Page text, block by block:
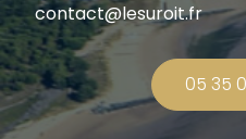
contact@lesuroit.fr
05 35